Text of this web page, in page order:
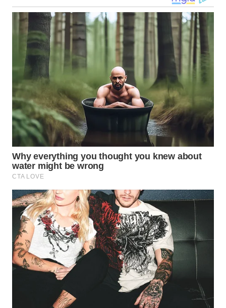
KALTENG
WN
KALTARA
WN
KALSEL
WN
KALTIM
WN
SULSEL
WN
GORONTALO
WN
SULUT
WN